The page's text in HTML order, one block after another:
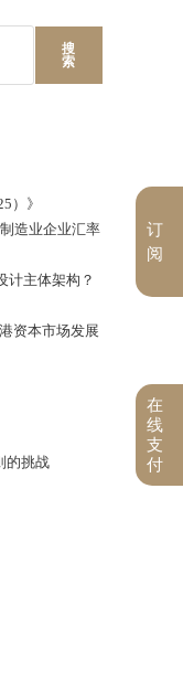
搜
索
）》
造业企业汇率
计主体架构？
资本市场发展
的挑战
订
阅
在
线
支
付